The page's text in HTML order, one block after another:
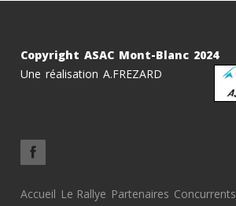
Copyright ASAC Mont-Blanc 2024
Une réalisation A.FREZARD
Accueil Le Rallye Partenaires Concurrents